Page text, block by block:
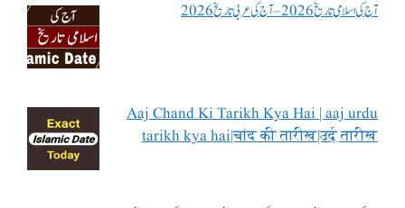
آج کی اسلامی تاریخ 2026 – آج کی عربی تاریخ 2026
Aaj Chand Ki Tarikh Kya Hai | aaj urdu
tarikh kya hai|चांद की तारीख|उर्दू तारीख